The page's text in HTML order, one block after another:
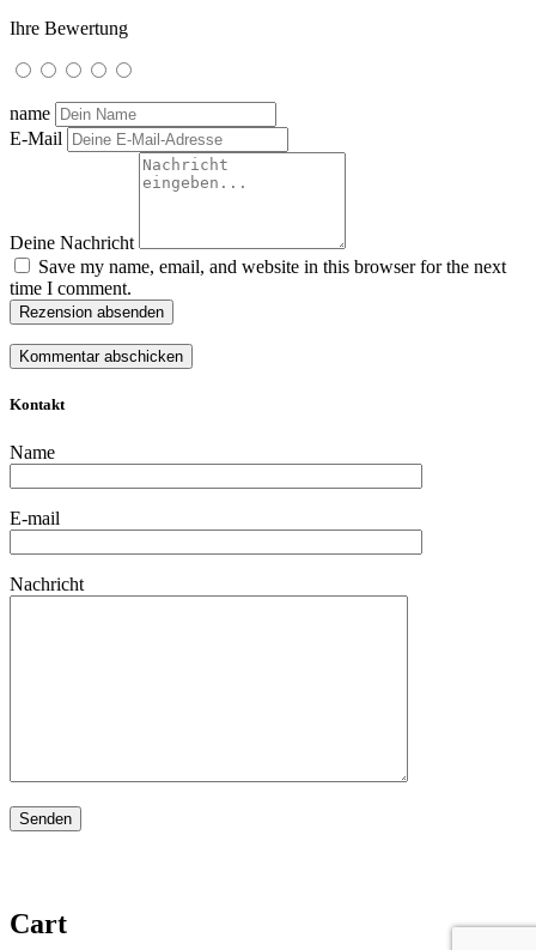
Ihre Bewertung
name
E-Mail
Deine Nachricht
Save my name, email, and website in this browser for the next
time I comment.
Rezension absenden
Kontakt
Name
E-mail
Nachricht
Cart